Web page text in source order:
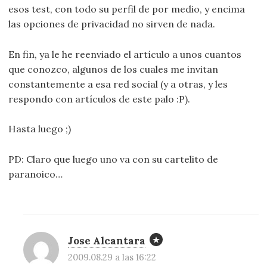
esos test, con todo su perfil de por medio, y encima
las opciones de privacidad no sirven de nada.
En fin, ya le he reenviado el artículo a unos cuantos
que conozco, algunos de los cuales me invitan
constantemente a esa red social (y a otras, y les
respondo con artículos de este palo :P).
Hasta luego ;)
PD: Claro que luego uno va con su cartelito de
paranoico…
Jose Alcantara
2009.08.29 a las 16:22